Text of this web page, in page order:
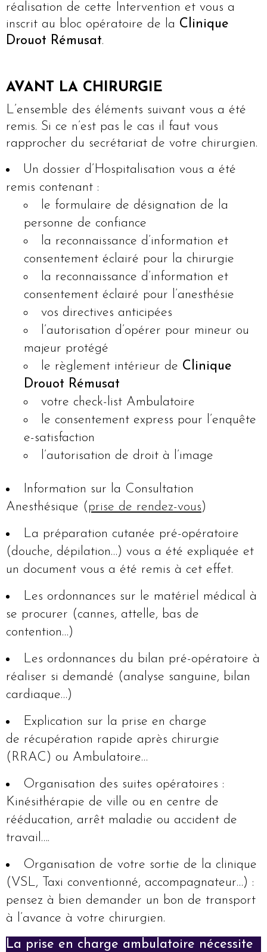
réalisation de cette Intervention et vous a
inscrit au bloc opératoire de la Clinique
Drouot Rémusat.
AVANT LA CHIRURGIE
L’ensemble des éléments suivant vous a été
remis. Si ce n’est pas le cas il faut vous
rapprocher du secrétariat de votre chirurgien.
Un dossier d’Hospitalisation vous a été
remis contenant :
le formulaire de désignation de la
personne de confiance
la reconnaissance d’information et
consentement éclairé pour la chirurgie
la reconnaissance d’information et
consentement éclairé pour l’anesthésie
vos directives anticipées
l’autorisation d’opérer pour mineur ou
majeur protégé
le règlement intérieur de Clinique
Drouot Rémusat
votre check-list Ambulatoire
le consentement express pour l’enquête
e-satisfaction
l’autorisation de droit à l’image
Information sur la Consultation
Anesthésique (prise de rendez-vous)
La préparation cutanée pré-opératoire
(douche, dépilation…) vous a été expliquée et
un document vous a été remis à cet effet.
Les ordonnances sur le matériel médical à
se procurer (cannes, attelle, bas de
contention…)
Les ordonnances du bilan pré-opératoire à
réaliser si demandé (analyse sanguine, bilan
cardiaque…)
Explication sur la prise en charge
de récupération rapide après chirurgie
(RRAC) ou Ambulatoire…
Organisation des suites opératoires :
Kinésithérapie de ville ou en centre de
rééducation, arrêt maladie ou accident de
travail….
Organisation de votre sortie de la clinique
(VSL, Taxi conventionné, accompagnateur…) :
pensez à bien demander un bon de transport
à l’avance à votre chirurgien.
La prise en charge ambulatoire nécessite